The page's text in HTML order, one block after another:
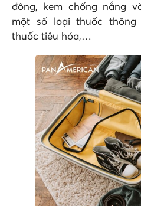
đông, kem chống nắng
một số loại thuốc thông
thuốc tiêu hóa,…